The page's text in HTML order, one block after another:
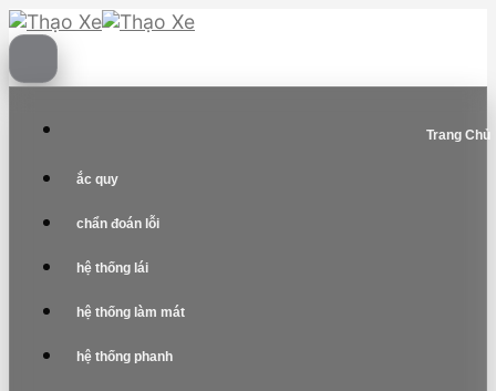
Skip
to
content
Trang Chủ
ắc quy
chẩn đoán lỗi
hệ thống lái
hệ thống làm mát
hệ thống phanh